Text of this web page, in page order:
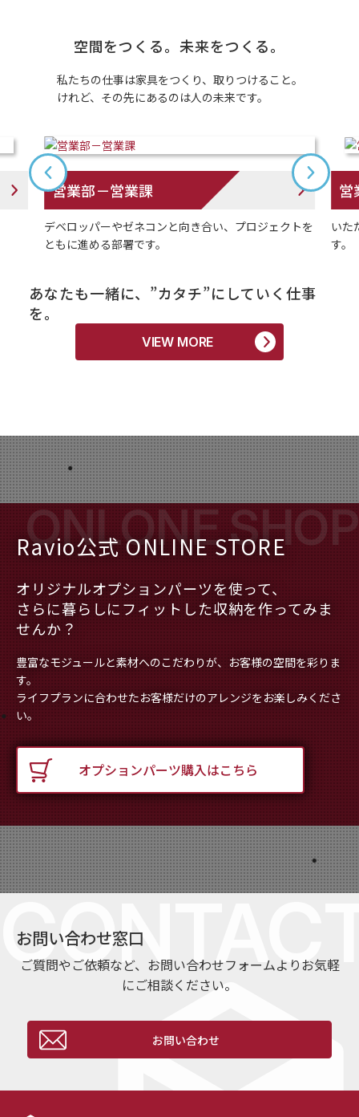
空間をつくる。未来をつくる。
私たちの仕事は家具をつくり、取りつけること。
けれど、その先にあるのは人の未来です。
営業部－営業課
デベロッパーやゼネコンと向き合い、プロジェクトを
ともに進める部署です。
営
いた
す。
あなたも一緒に、”カタチ”にしていく仕事
を。
VIEW MORE
Ravio公式 ONLINE STORE
オリジナルオプションパーツを使って、
さらに暮らしにフィットした収納を作ってみま
せんか？
豊富なモジュールと素材へのこだわりが、お客様の空間を彩りま
す。
ライフプランに合わせたお客様だけのアレンジをお楽しみくださ
い。
オプションパーツ購入はこちら
お問い合わせ窓口
ご質問やご依頼など、お問い合わせフォームよりお気軽
にご相談ください。
お問い合わせ